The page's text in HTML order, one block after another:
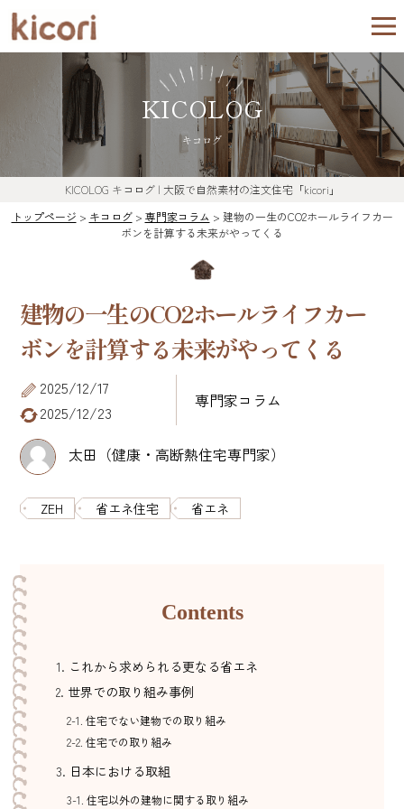
KICOLOG
キコログ
KICOLOG キコログ| 大阪で自然素材の注文住宅「kicori」
トップページ > キコログ> 専門家コラム > 建物の一生のCO2ホールライフカー
ボンを計算する未来がやってくる
建物の一生のCO2ホールライフカー
ボンを計算する未来がやってくる
2025/12/17
2025/12/23
専門家コラム
太田（健康・高断熱住宅専門家）
ZEH 省エネ住宅 省エネ
Contents
これから求められる更なる省エネ
世界での取り組み事例
住宅でない建物での取り組み
住宅での取り組み
日本における取組
住宅以外の建物に関する取り組み